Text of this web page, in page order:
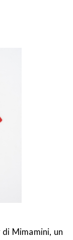
Mimamini, un